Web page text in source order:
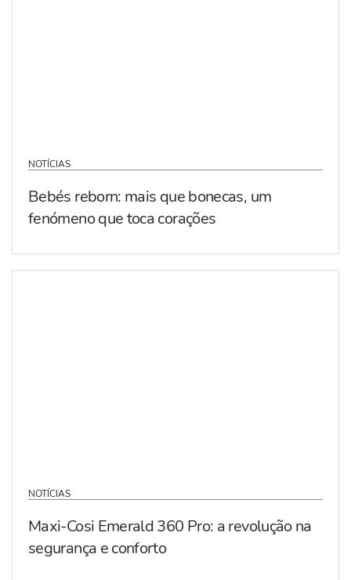
NOTÍCIAS
Bebés reborn: mais que bonecas, um
fenómeno que toca corações
NOTÍCIAS
Maxi-Cosi Emerald 360 Pro: a revolução na
segurança e conforto